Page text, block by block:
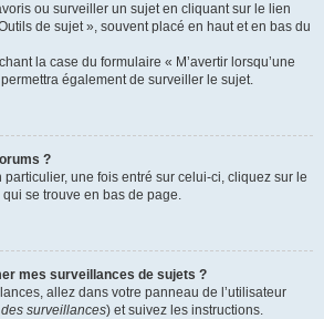
ou surveiller un sujet en cliquant sur le lien
de sujet », souvent placé en haut et en bas du
la case du formulaire « M’avertir lorsqu’une
également de surveiller le sujet.
?
particulier, une fois entré sur celui-ci, cliquez sur le
se trouve en bas de page.
mes surveillances de sujets ?
allez dans votre panneau de l’utilisateur
surveillances) et suivez les instructions.